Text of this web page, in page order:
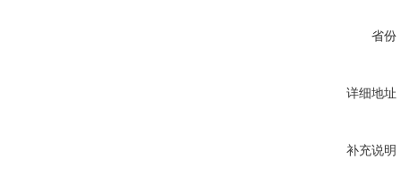
省份
详细地址
补充说明